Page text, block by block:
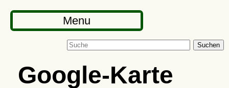
Menu
Suchen
Google-Karte